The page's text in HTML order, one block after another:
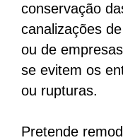
conservação
canalizações
ou de
se evitem os
ou rupturas.
Pretende